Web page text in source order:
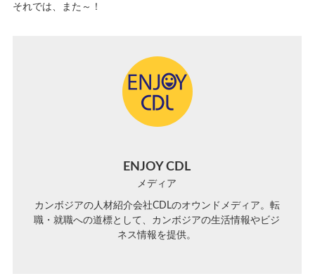
それでは、また～！
ENJOY CDL
メディア
カンボジアの人材紹介会社CDLのオウンドメディア。転
職・就職への道標として、カンボジアの生活情報やビジ
ネス情報を提供。